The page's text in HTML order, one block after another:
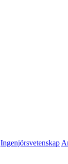
Ingenjörsvetenskap